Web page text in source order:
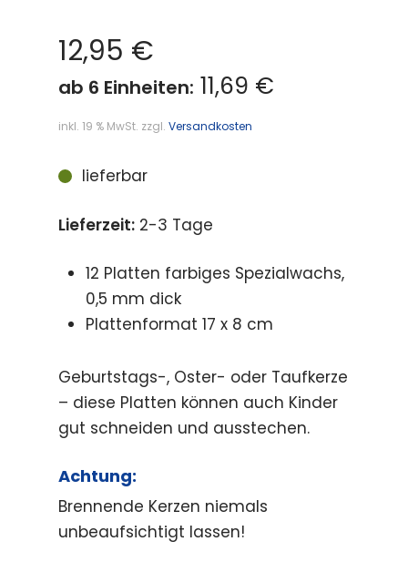
12,95 €
ab 6 Einheiten: 11,69 €
inkl. 19 % MwSt. zzgl. Versandkosten
lieferbar
Lieferzeit: 2-3 Tage
12 Platten farbiges Spezialwachs,
0,5 mm dick
Plattenformat 17 x 8 cm
Geburtstags-, Oster- oder Taufkerze
– diese Platten können auch Kinder
gut schneiden und ausstechen.
Achtung:
Brennende Kerzen niemals
unbeaufsichtigt lassen!